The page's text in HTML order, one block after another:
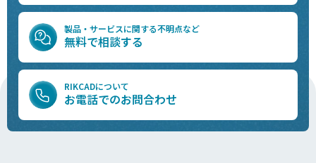
製品・サービスに関する不明点など
無料で相談する
RIKCADについて
お電話でのお問合わせ